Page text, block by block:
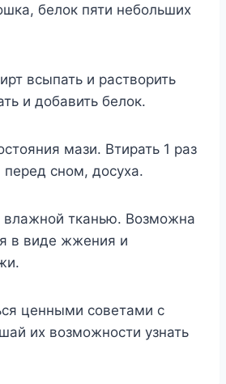
белок пяти небольших
всыпать и растворить
и добавить белок.
мази. Втирать 1 раз
сном, досуха.
влажной тканью. Возможна
в виде жжения и
ценными советами с
их возможности узнать